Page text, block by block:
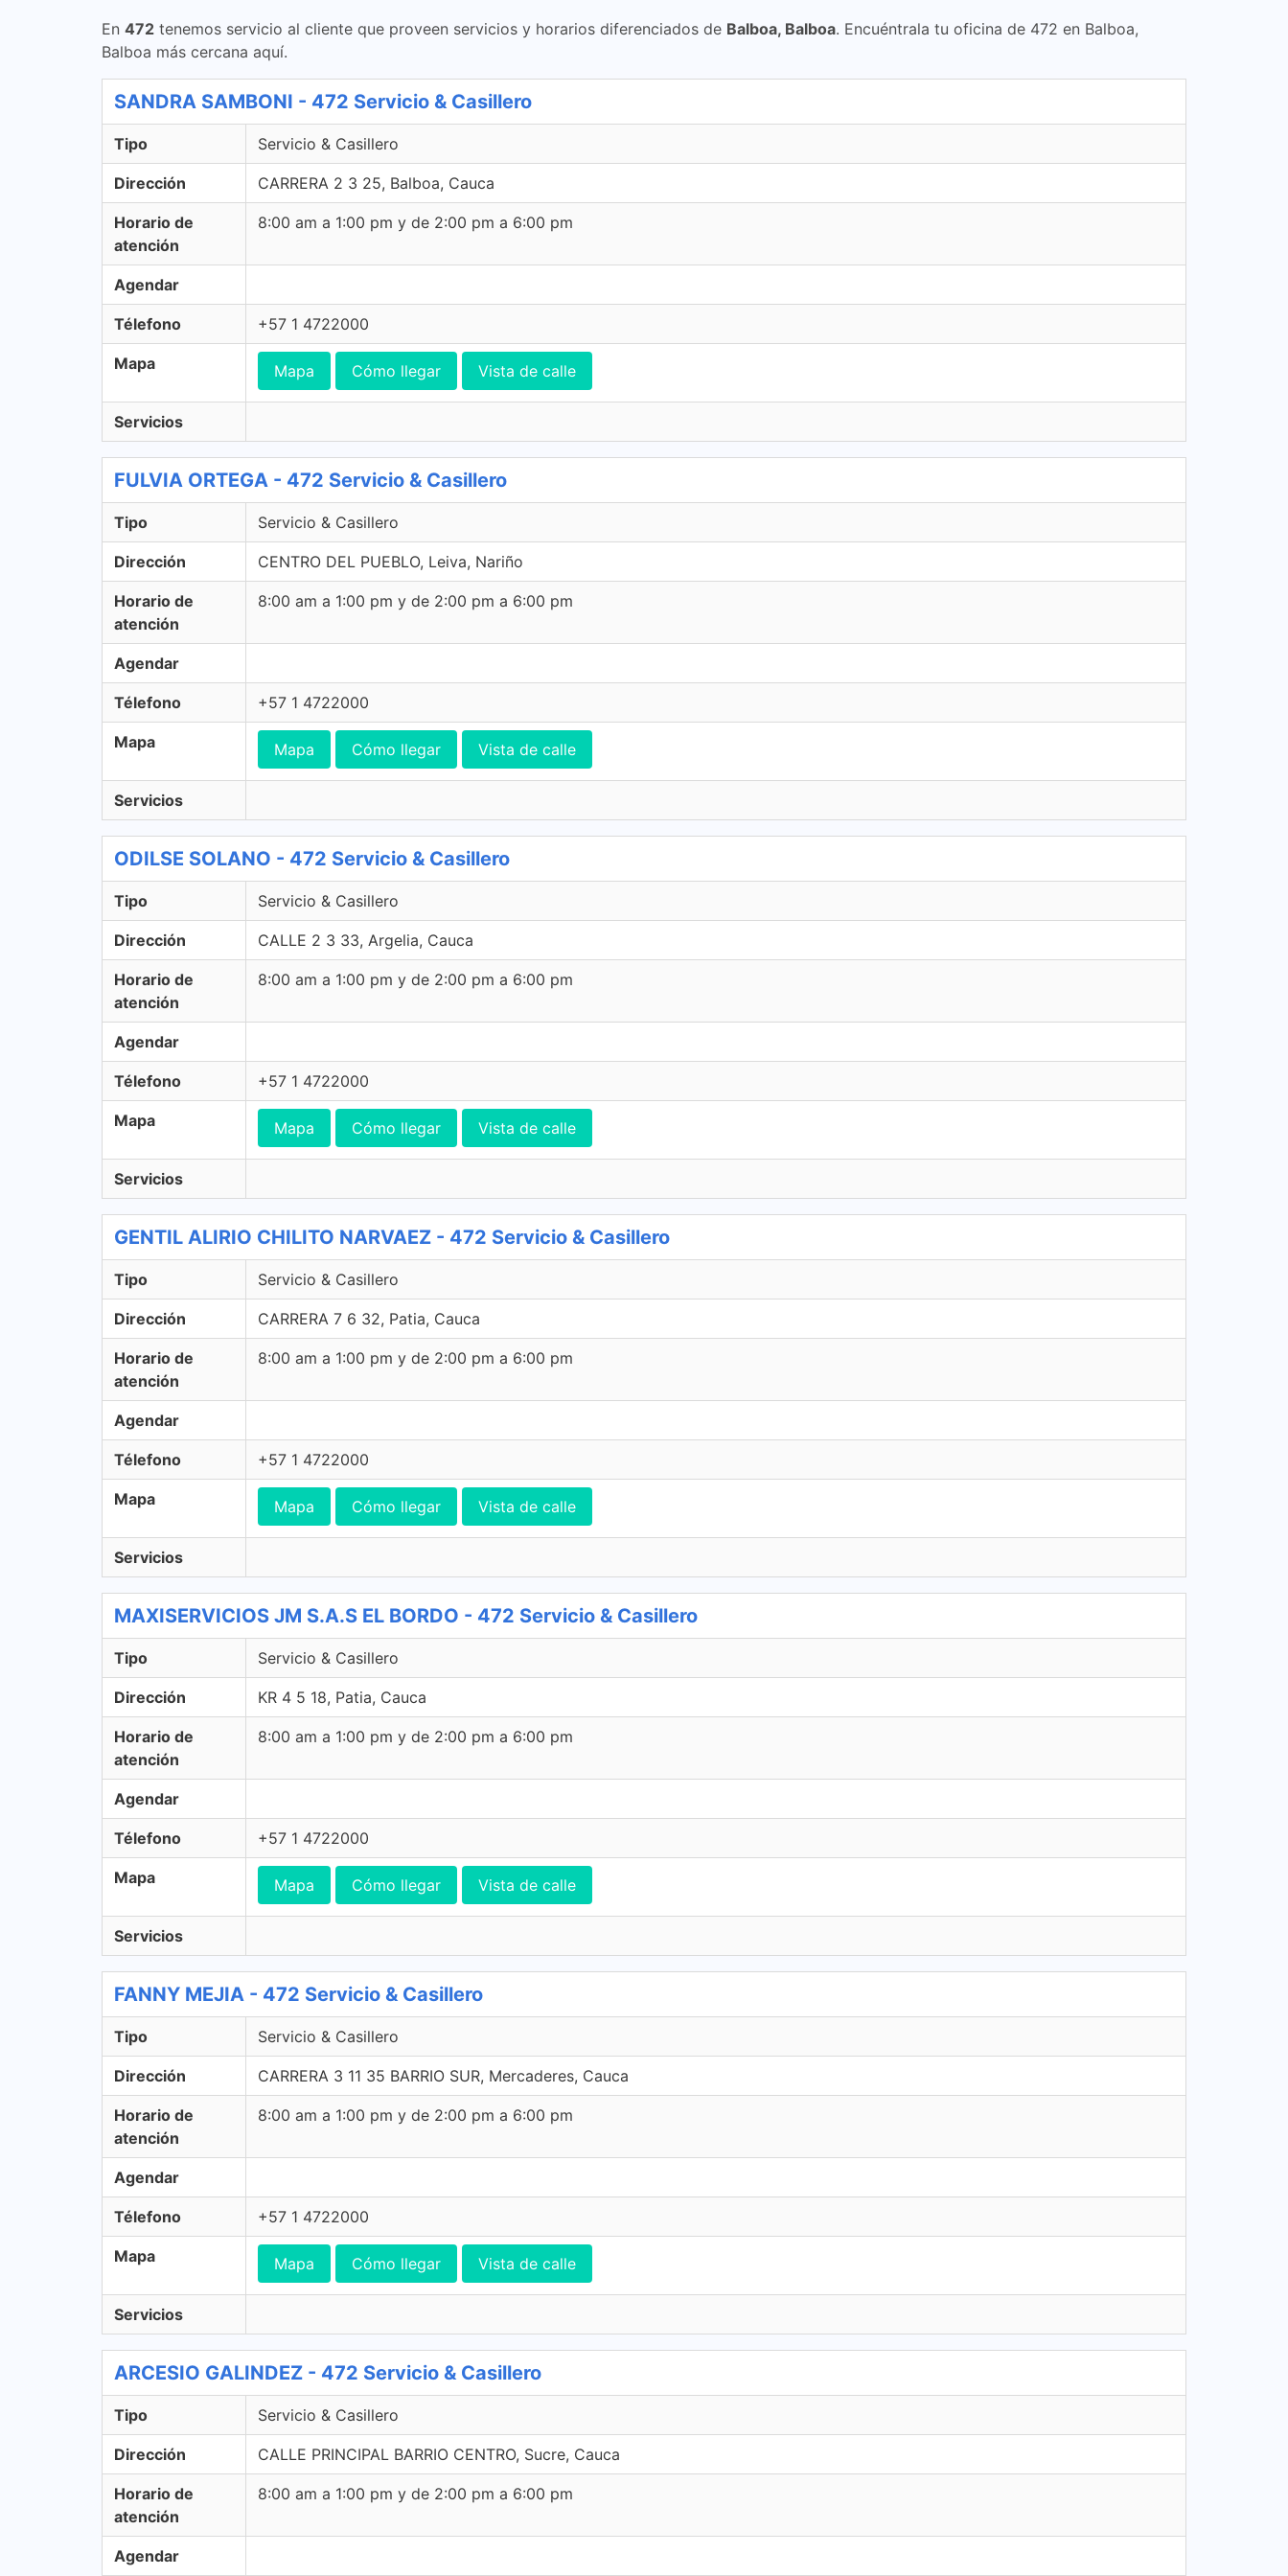
En 472 tenemos servicio al cliente que proveen servicios y horarios diferenciados de Balboa, Balboa. Encuéntrala tu oficina de 472 en Balboa,
Balboa más cercana aquí.
SANDRA SAMBONI - 472 Servicio & Casillero
Tipo Servicio & Casillero
Dirección CARRERA 2 3 25, Balboa, Cauca
Horario de
atención
8:00 am a 1:00 pm y de 2:00 pm a 6:00 pm
Agendar
Télefono +57 1 4722000
Mapa Mapa Cómo llegar Vista de calle
Servicios
FULVIA ORTEGA - 472 Servicio & Casillero
Tipo Servicio & Casillero
Dirección CENTRO DEL PUEBLO, Leiva, Nariño
Horario de
atención
8:00 am a 1:00 pm y de 2:00 pm a 6:00 pm
Agendar
Télefono +57 1 4722000
Mapa Mapa Cómo llegar Vista de calle
Servicios
ODILSE SOLANO - 472 Servicio & Casillero
Tipo Servicio & Casillero
Dirección CALLE 2 3 33, Argelia, Cauca
Horario de
atención
8:00 am a 1:00 pm y de 2:00 pm a 6:00 pm
Agendar
Télefono +57 1 4722000
Mapa Mapa Cómo llegar Vista de calle
Servicios
GENTIL ALIRIO CHILITO NARVAEZ - 472 Servicio & Casillero
Tipo Servicio & Casillero
Dirección CARRERA 7 6 32, Patia, Cauca
Horario de
atención
8:00 am a 1:00 pm y de 2:00 pm a 6:00 pm
Agendar
Télefono +57 1 4722000
Mapa Mapa Cómo llegar Vista de calle
Servicios
MAXISERVICIOS JM S.A.S EL BORDO - 472 Servicio & Casillero
Tipo Servicio & Casillero
Dirección KR 4 5 18, Patia, Cauca
Horario de
atención
8:00 am a 1:00 pm y de 2:00 pm a 6:00 pm
Agendar
Télefono +57 1 4722000
Mapa Mapa Cómo llegar Vista de calle
Servicios
FANNY MEJIA - 472 Servicio & Casillero
Tipo Servicio & Casillero
Dirección CARRERA 3 11 35 BARRIO SUR, Mercaderes, Cauca
Horario de
atención
8:00 am a 1:00 pm y de 2:00 pm a 6:00 pm
Agendar
Télefono +57 1 4722000
Mapa Mapa Cómo llegar Vista de calle
Servicios
ARCESIO GALINDEZ - 472 Servicio & Casillero
Tipo Servicio & Casillero
Dirección CALLE PRINCIPAL BARRIO CENTRO, Sucre, Cauca
Horario de
atención
8:00 am a 1:00 pm y de 2:00 pm a 6:00 pm
Agendar